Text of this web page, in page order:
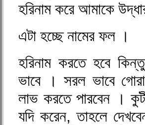
হরিনাম করে আমাকে
এটা হচ্ছে নামের ফল ।
হরিনাম করতে হবে
ভাবে । সরল ভাবে
লাভ করতে পারবেন ।
যদি করেন, তাহলে